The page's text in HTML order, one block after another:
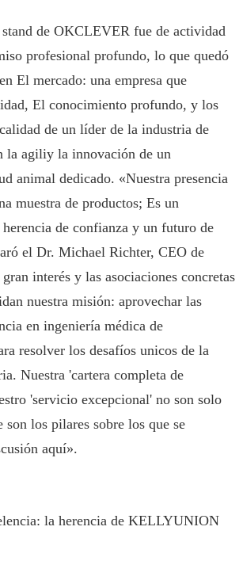
de OKCLEVER fue de actividad
profesional profundo, lo que quedó
El mercado: una empresa que
El conocimiento profundo, y los
de un líder de la industria de
la agiliy la innovación de un
animal dedicado. «Nuestra presencia
muestra de productos; Es un
herencia de confianza y un futuro de
el Dr. Michael Richter, CEO de
interés y las asociaciones concretas
nuestra misión: aprovechar las
en ingeniería médica de
resolver los desafíos unicos de la
Nuestra 'cartera completa de
'servicio excepcional' no son solo
son los pilares sobre los que se
aquí».
la herencia de KELLYUNION